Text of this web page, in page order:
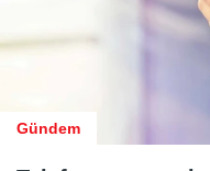
Gündem